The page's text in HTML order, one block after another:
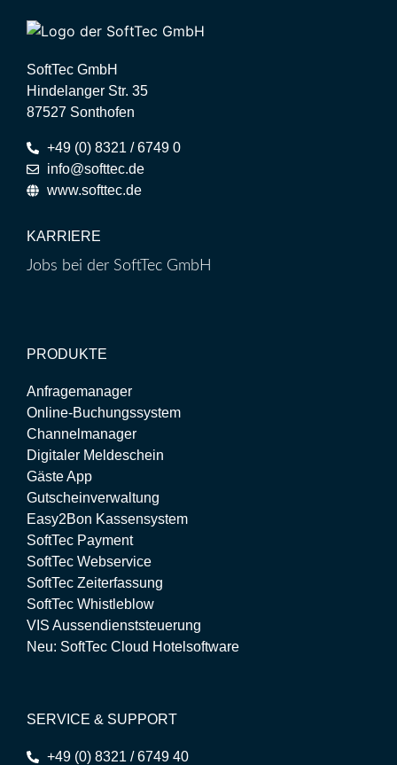
SoftTec GmbH
Hindelanger Str. 35
87527 Sonthofen
+49 (0) 8321 / 6749 0
info@softtec.de
www.softtec.de
KARRIERE
Jobs bei der SoftTec GmbH
PRODUKTE
Anfragemanager
Online-Buchungssystem
Channelmanager
Digitaler Meldeschein
Gäste App
Gutscheinverwaltung
Easy2Bon Kassensystem
SoftTec Payment
SoftTec Webservice
SoftTec Zeiterfassung
SoftTec Whistleblow
VIS Aussendienststeuerung
Neu: SoftTec Cloud Hotelsoftware
SERVICE & SUPPORT
+49 (0) 8321 / 6749 40